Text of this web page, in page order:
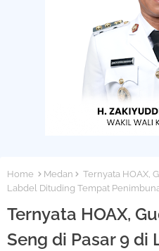
Home Medan
Ternyata HOAX,
Labdel Dituding Tempat
Ternyata HOAX,
Seng di Pasar 9 di